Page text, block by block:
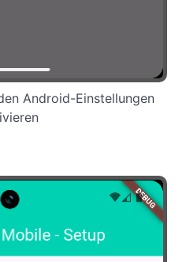
Android-Einstellungen